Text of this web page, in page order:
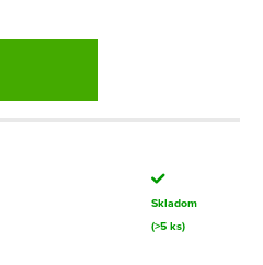
Skladom
(>5 ks)